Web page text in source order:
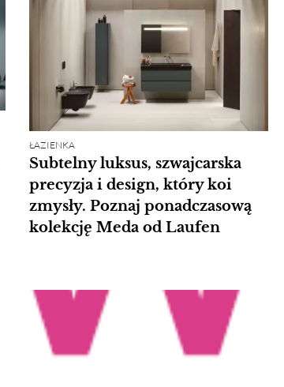
ŁAZIENKA
Subtelny luksus, szwajcarska
precyzja i design, który koi
zmysły. Poznaj ponadczasową
kolekcję Meda od Laufen